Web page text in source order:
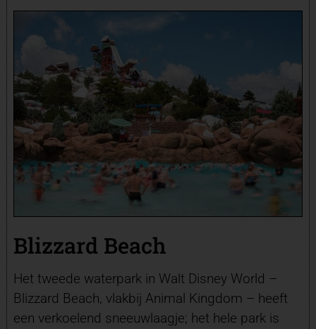
Blizzard Beach
Het tweede waterpark in Walt Disney World –
Blizzard Beach, vlakbij Animal Kingdom – heeft
een verkoelend sneeuwlaagje; het hele park is